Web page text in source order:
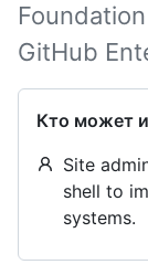
GitHub
Кто может
Site
shell to
systems.